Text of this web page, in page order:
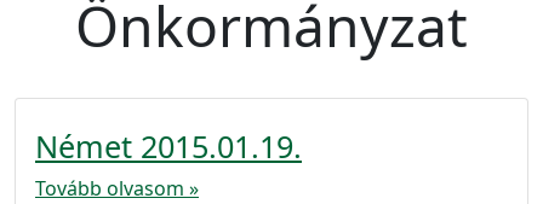
Önkormányzat
Német 2015.01.19.
Tovább olvasom »